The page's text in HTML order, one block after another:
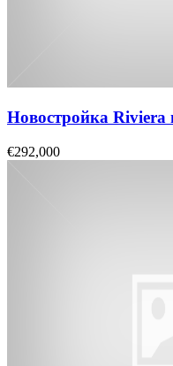
Новостройка Riviera
€292,000